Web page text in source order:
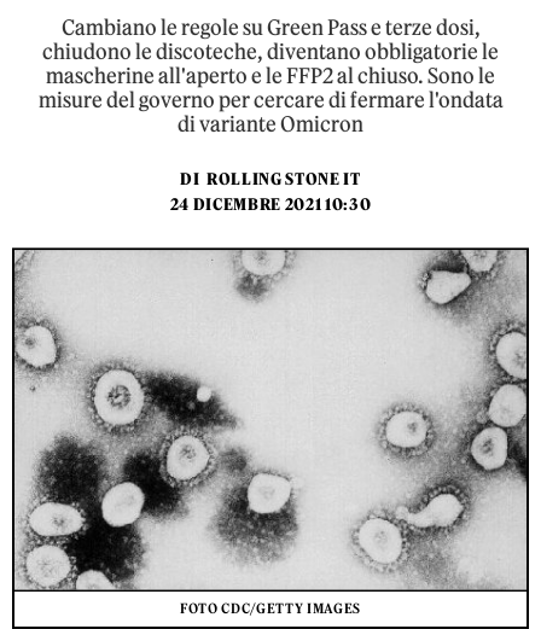
Cambiano le regole su Green Pass e terze dosi,
chiudono le discoteche, diventano obbligatorie le
mascherine all'aperto e le FFP2 al chiuso. Sono le
misure del governo per cercare di fermare l'ondata
di variante Omicron
DI ROLLING STONE IT
24 DICEMBRE 2021 10:30
FOTO CDC/GETTY IMAGES